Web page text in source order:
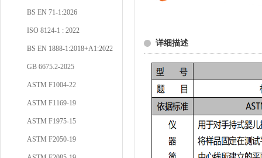
BS EN 71-1:2026
ISO 8124-1 : 2022
BS EN 1888-1:2018+A1:2022
GB 6675.2-2025
ASTM F1004-22
ASTM F1169-19
ASTM F1975-15
ASTM F2050-19
详细描述